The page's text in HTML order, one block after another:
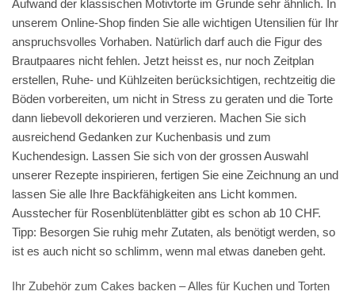
Aufwand der klassischen Motivtorte im Grunde sehr ähnlich. In
unserem Online-Shop finden Sie alle wichtigen Utensilien für Ihr
anspruchsvolles Vorhaben. Natürlich darf auch die Figur des
Brautpaares nicht fehlen. Jetzt heisst es, nur noch Zeitplan
erstellen, Ruhe- und Kühlzeiten berücksichtigen, rechtzeitig die
Böden vorbereiten, um nicht in Stress zu geraten und die Torte
dann liebevoll dekorieren und verzieren. Machen Sie sich
ausreichend Gedanken zur Kuchenbasis und zum
Kuchendesign. Lassen Sie sich von der grossen Auswahl
unserer Rezepte inspirieren, fertigen Sie eine Zeichnung an und
lassen Sie alle Ihre Backfähigkeiten ans Licht kommen.
Ausstecher für Rosenblütenblätter gibt es schon ab 10 CHF.
Tipp: Besorgen Sie ruhig mehr Zutaten, als benötigt werden, so
ist es auch nicht so schlimm, wenn mal etwas daneben geht.
Ihr Zubehör zum Cakes backen – Alles für Kuchen und Torten